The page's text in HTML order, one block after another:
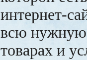
интернет-
всю
товарах и